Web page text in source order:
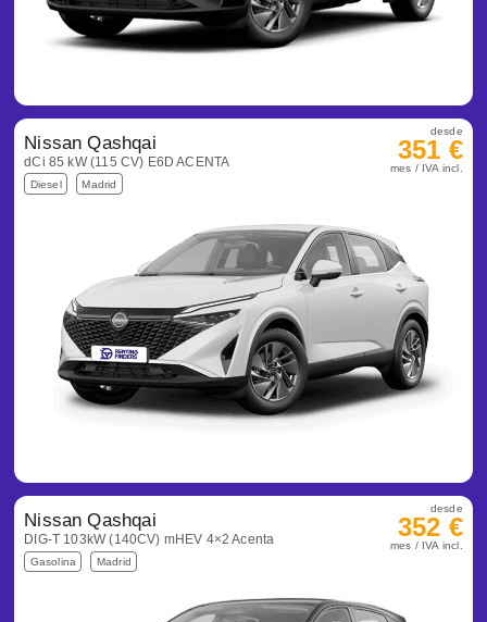
Nissan Qashqai
dCi 85 kW (115 CV) E6D ACENTA
Diesel Madrid
desde
351 €
mes / IVA incl.
Nissan Qashqai
DIG-T 103kW (140CV) mHEV 4×2 Acenta
Gasolina Madrid
desde
352 €
mes / IVA incl.